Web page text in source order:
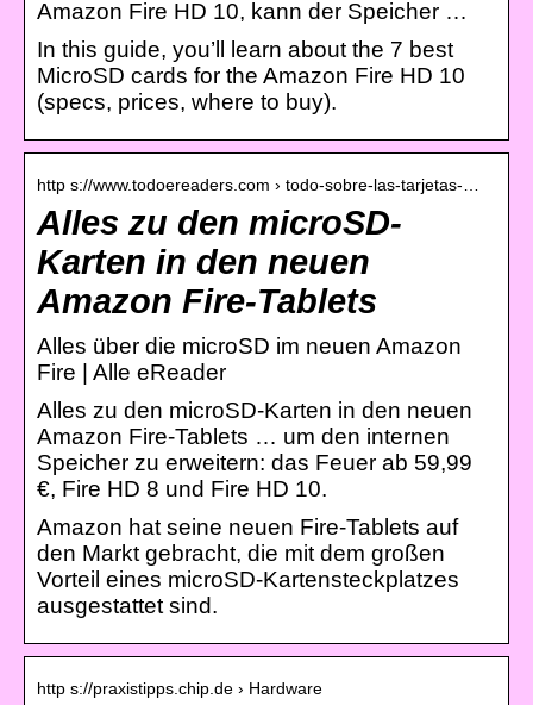
Amazon Fire HD 10, kann der Speicher …
In this guide, you’ll learn about the 7 best
MicroSD cards for the Amazon Fire HD 10
(specs, prices, where to buy).
http s://www.todoereaders.com › todo-sobre-las-tarjetas-…
Alles zu den microSD-
Karten in den neuen
Amazon Fire-Tablets
Alles über die microSD im neuen Amazon
Fire | Alle eReader
Alles zu den microSD-Karten in den neuen
Amazon Fire-Tablets … um den internen
Speicher zu erweitern: das Feuer ab 59,99
€, Fire HD 8 und Fire HD 10.
Amazon hat seine neuen Fire-Tablets auf
den Markt gebracht, die mit dem großen
Vorteil eines microSD-Kartensteckplatzes
ausgestattet sind.
http s://praxistipps.chip.de › Hardware